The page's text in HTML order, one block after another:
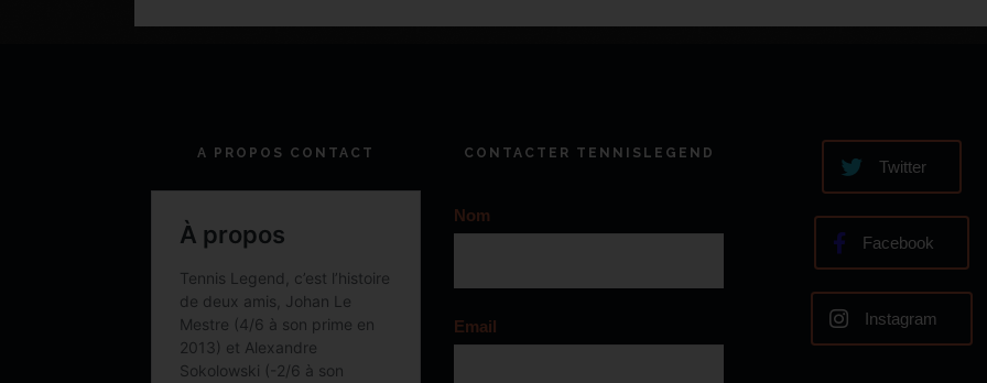
A PROPOS CONTACT CONTACTER TENNISLEGEND
Nom
Email
Twitter
Facebook
Instagram